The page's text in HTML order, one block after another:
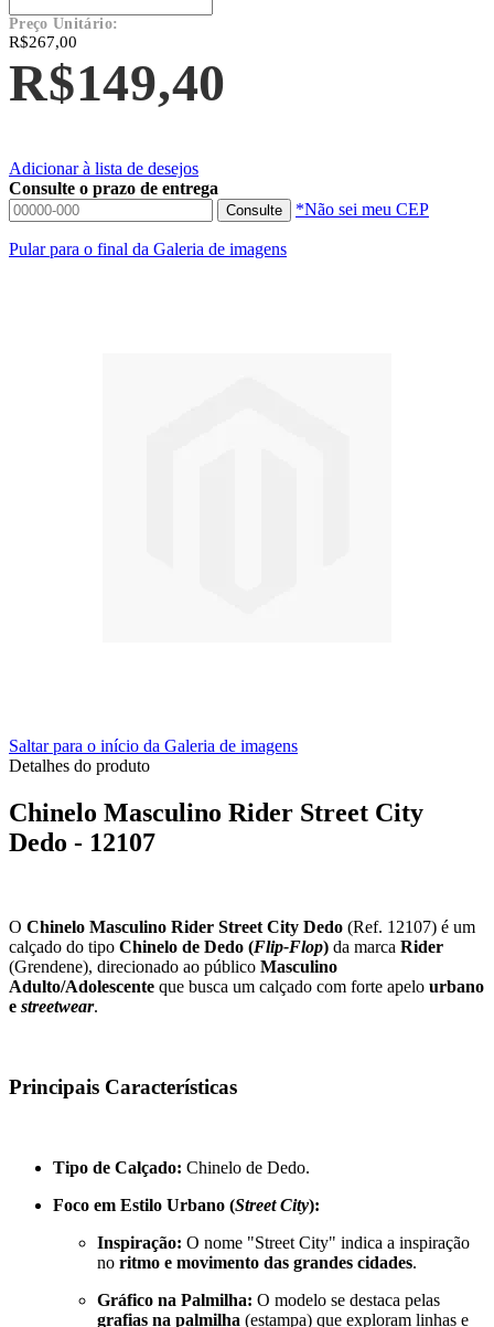
Preço Unitário:
R$267,00
R$149,40
Adicionar à lista de desejos
Consulte o prazo de entrega
Consulte *Não sei meu CEP
Pular para o final da Galeria de imagens
Saltar para o início da Galeria de imagens
Detalhes do produto
Chinelo Masculino Rider Street City
Dedo - 12107
O Chinelo Masculino Rider Street City Dedo (Ref. 12107) é um
calçado do tipo Chinelo de Dedo (Flip-Flop) da marca Rider
(Grendene), direcionado ao público Masculino
Adulto/Adolescente que busca um calçado com forte apelo urbano
e streetwear.
Principais Características
Tipo de Calçado: Chinelo de Dedo.
Foco em Estilo Urbano (Street City):
Inspiração: O nome "Street City" indica a inspiração
no ritmo e movimento das grandes cidades.
Gráfico na Palmilha: O modelo se destaca pelas
grafias na palmilha (estampa) que exploram linhas e